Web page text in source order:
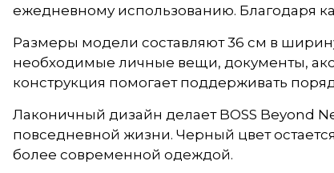
ежедневному использованию. Благодаря
Размеры модели составляют 36 см в
необходимые личные вещи, документы,
конструкция помогает поддерживать
Лаконичный дизайн делает BOSS Beyond
повседневной жизни. Черный цвет
более современной одеждой.